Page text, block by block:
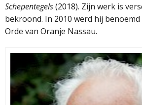
Schepentegels(2018). Zijn werk is
bekroond. In 2010 werd hij
Orde van Oranje Nassau.